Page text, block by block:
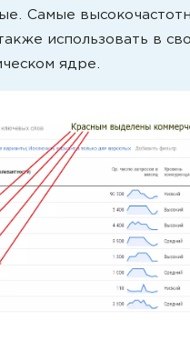
Самые
использовать в
ядре.